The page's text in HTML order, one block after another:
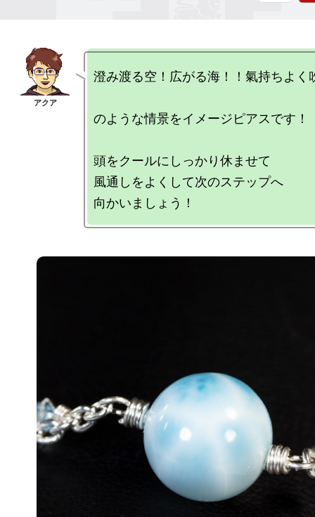
澄み渡る空！広がる海！！氣持ちよく
のような情景をイメージピアスです！
頭をクールにしっかり休ませて
風通しをよくして次のステップへ